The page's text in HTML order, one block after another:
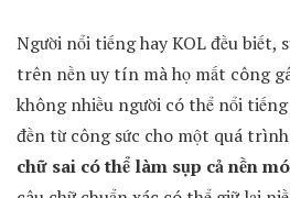
Người nổi tiếng hay KOL đều biết,
trên nền uy tín mà họ mất công
không nhiều người có thể nổi
đền từ công sức cho một quá
chữ sai có thể làm sụp cả nền